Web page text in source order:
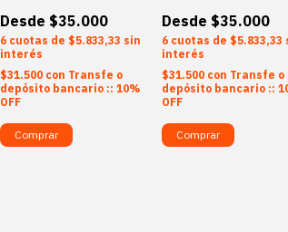
$35.000
6 $5.833,33 sin
interés
$31.500 con Transfe o
depósito bancario :: 10%
OFF
$35.000
6 $5.833,33
interés
$31.500 con Transfe o
depósito bancario ::
OFF